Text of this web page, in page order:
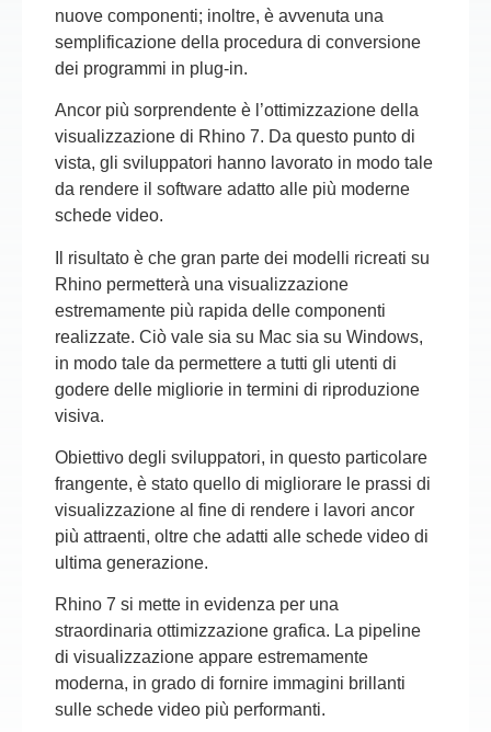
nuove componenti; inoltre, è avvenuta una
semplificazione della procedura di conversione
dei programmi in plug-in.
Ancor più sorprendente è l’ottimizzazione della
visualizzazione di Rhino 7. Da questo punto di
vista, gli sviluppatori hanno lavorato in modo tale
da rendere il software adatto alle più moderne
schede video.
Il risultato è che gran parte dei modelli ricreati su
Rhino permetterà una visualizzazione
estremamente più rapida delle componenti
realizzate. Ciò vale sia su Mac sia su Windows,
in modo tale da permettere a tutti gli utenti di
godere delle migliorie in termini di riproduzione
visiva.
Obiettivo degli sviluppatori, in questo particolare
frangente, è stato quello di migliorare le prassi di
visualizzazione al fine di rendere i lavori ancor
più attraenti, oltre che adatti alle schede video di
ultima generazione.
Rhino 7 si mette in evidenza per una
straordinaria ottimizzazione grafica. La pipeline
di visualizzazione appare estremamente
moderna, in grado di fornire immagini brillanti
sulle schede video più performanti.